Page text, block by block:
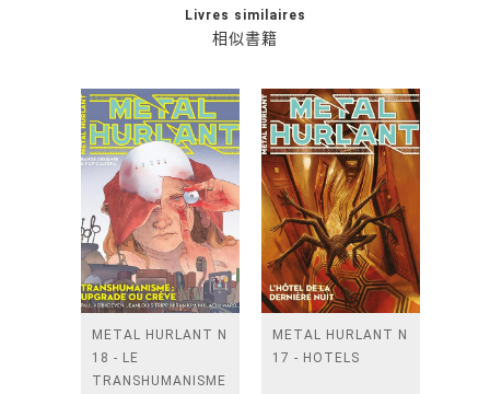
相似書籍
Livres similaires
METAL HURLANT N
18 - LE
TRANSHUMANISME
METAL HURLANT N
17 - HOTELS